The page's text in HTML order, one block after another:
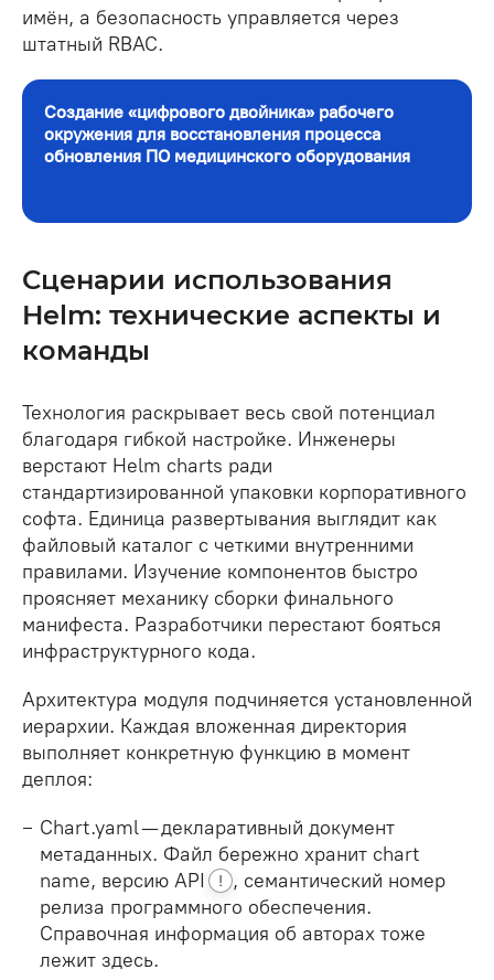
имён, а безопасность управляется через
штатный RBAC.
Создание «цифрового двойника» рабочего
окружения для восстановления процесса
обновления ПО медицинского оборудования
Сценарии использования
Helm: технические аспекты и
команды
Технология раскрывает весь свой потенциал
благодаря гибкой настройке. Инженеры
верстают Helm charts ради
стандартизированной упаковки корпоративного
софта. Единица развертывания выглядит как
файловый каталог с четкими внутренними
правилами. Изучение компонентов быстро
проясняет механику сборки финального
манифеста. Разработчики перестают бояться
инфраструктурного кода.
Архитектура модуля подчиняется установленной
иерархии. Каждая вложенная директория
выполняет конкретную функцию в момент
деплоя:
Chart.yaml — декларативный документ
метаданных. Файл бережно хранит chart
name, версию API !
, семантический номер
релиза программного обеспечения.
Справочная информация об авторах тоже
лежит здесь.